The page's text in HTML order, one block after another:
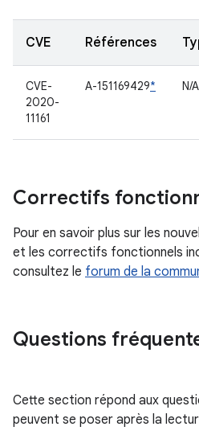
CVE Références
CVE-
2020-
11161
A-151169429* N/A
Correctifs
Pour en savoir plus sur les
et les correctifs fonctionnels
consultez le forum de la
Questions
Cette section répond aux
peuvent se poser après la